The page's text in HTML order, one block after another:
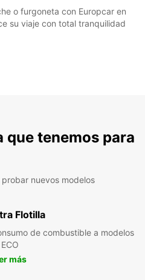
o furgoneta con Europcar en
su viaje con total tranquilidad
que tenemos para
nuevos modelos
Flotilla
de combustible a modelos
ECO
más